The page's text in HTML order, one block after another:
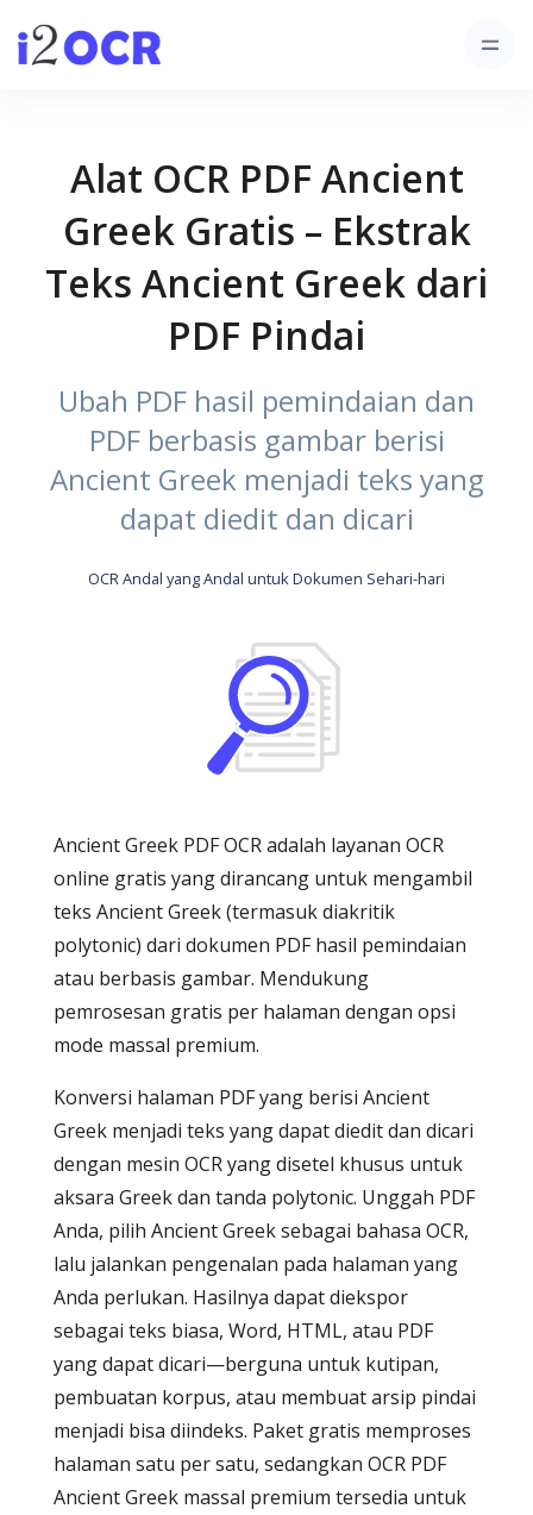
Alat OCR PDF Ancient
Greek Gratis – Ekstrak
Teks Ancient Greek dari
PDF Pindai
Ubah PDF hasil pemindaian dan
PDF berbasis gambar berisi
Ancient Greek menjadi teks yang
dapat diedit dan dicari
OCR Andal yang Andal untuk Dokumen Sehari-hari
Ancient Greek PDF OCR adalah layanan OCR
online gratis yang dirancang untuk mengambil
teks Ancient Greek (termasuk diakritik
polytonic) dari dokumen PDF hasil pemindaian
atau berbasis gambar. Mendukung
pemrosesan gratis per halaman dengan opsi
mode massal premium.
Konversi halaman PDF yang berisi Ancient
Greek menjadi teks yang dapat diedit dan dicari
dengan mesin OCR yang disetel khusus untuk
aksara Greek dan tanda polytonic. Unggah PDF
Anda, pilih Ancient Greek sebagai bahasa OCR,
lalu jalankan pengenalan pada halaman yang
Anda perlukan. Hasilnya dapat diekspor
sebagai teks biasa, Word, HTML, atau PDF
yang dapat dicari—berguna untuk kutipan,
pembuatan korpus, atau membuat arsip pindai
menjadi bisa diindeks. Paket gratis memproses
halaman satu per satu, sedangkan OCR PDF
Ancient Greek massal premium tersedia untuk